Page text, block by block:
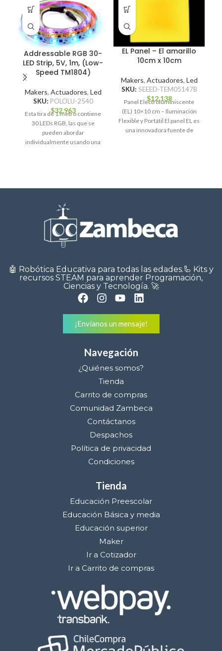
Addressable RGB 30-
LED Strip, 5V, 1m, (Low-
Speed TM1804)
Makers, Actuadores, Led
SKU: POLOLU-2540
$32.963
Esta tira de 1 metro contiene
30 LEDs RGB, las que se
pueden abordar
individualmente usando una
EL Panel – El amarillo
10cm x 10cm
Makers, Actuadores, Led
SKU: SEEED-TEM05147B
$12.138
Panel Electroluminiscente
(EL) 10×10 cm – Iluminación
Flexible y Portátil El panel EL es
una innovadora fuente de
🤖 Robótica Educativa para todas las edades.🦾 Kits y
recursos STEAM para aprender Programación,
Ciencias y Tecnología. 🚀
¡Envíanos un mensaje!
Navegación
¿Quiénes somos?
Tienda
Carrito de compras
Comunidad Zambeca
Contáctanos
Despachos
Política de privacidad
Condiciones
Tienda
Educación Preescolar
Educación Básica y media
Educación superior
Maker
Ir a Cotizador
Ir a Carrito de compras